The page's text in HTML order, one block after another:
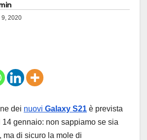
9, 2020
dei nuovi Galaxy S21 è prevista
14 gennaio: non sappiamo se sia
ma di sicuro la mole di